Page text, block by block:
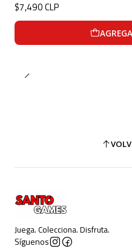
$7,490 CLP
Juega. Colecciona. Disfruta.
Síguenos